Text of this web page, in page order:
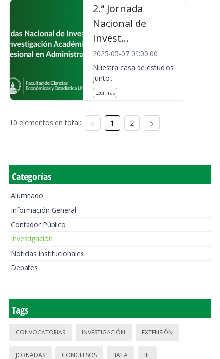
2.ª Jornada
Nacional de
Invest...
2025-05-07 09:00:00
Nuestra casa de estudios
junto...
Leer más
10 elementos en total: 1 2
Categorías
Alumnado
Información General
Contador Público
Investigación
Noticias institucionales
Debates
Tags
CONVOCATORIAS INVESTIGACIÓN EXTENSIÓN
JORNADAS CONGRESOS IIATA IIE